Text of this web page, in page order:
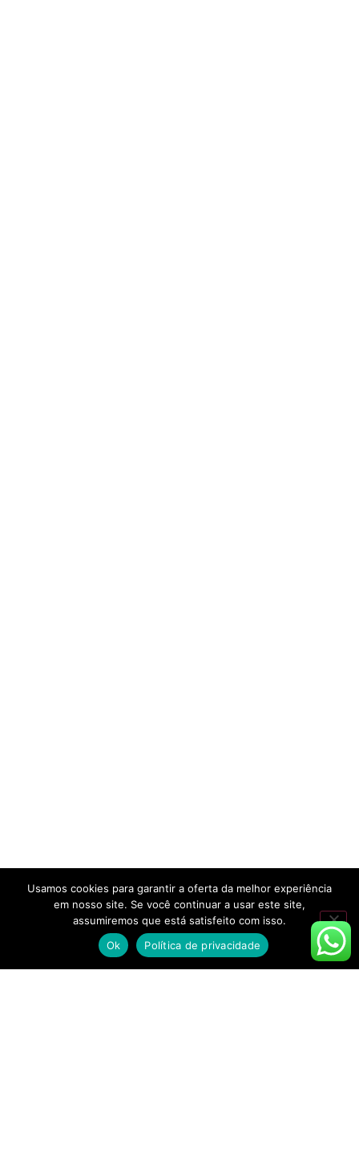
Usamos cookies para garantir a oferta da melhor experiência
em nosso site. Se você continuar a usar este site,
assumiremos que está satisfeito com isso.
Ok
Política de privacidade